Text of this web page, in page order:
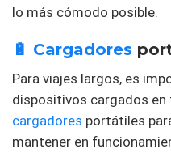
lo más cómodo posible.
🔋 Cargadores
Para viajes largos, es
dispositivos cargados
cargadores portátiles
mantener en